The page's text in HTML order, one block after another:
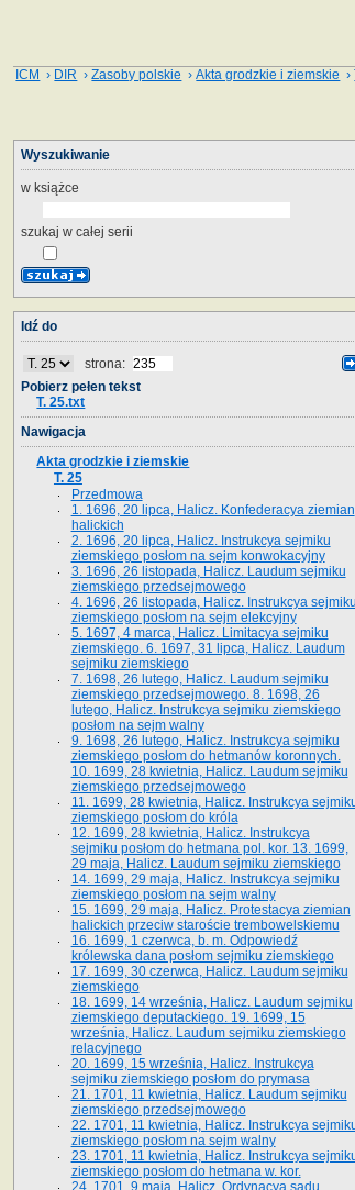
ICM › DIR ›Zasoby polskie ›Akta grodzkie i ziemskie ›
Wyszukiwanie
w książce
szukaj w całej serii
Idź do
strona:
Pobierz pełen tekst
T. 25.txt
Nawigacja
Akta grodzkie i ziemskie
T. 25
Przedmowa
1. 1696, 20 lipca, Halicz. Konfederacya ziemian
halickich
2. 1696, 20 lipca, Halicz. Instrukcya sejmiku
ziemskiego posłom na sejm konwokacyjny
3. 1696, 26 listopada, Halicz. Laudum sejmiku
ziemskiego przedsejmowego
4. 1696, 26 listopada, Halicz. Instrukcya sejmiku
ziemskiego posłom na sejm elekcyjny
5. 1697, 4 marca, Halicz. Limitacya sejmiku
ziemskiego. 6. 1697, 31 lipca, Halicz. Laudum
sejmiku ziemskiego
7. 1698, 26 lutego, Halicz. Laudum sejmiku
ziemskiego przedsejmowego. 8. 1698, 26
lutego, Halicz. Instrukcya sejmiku ziemskiego
posłom na sejm walny
9. 1698, 26 lutego, Halicz. Instrukcya sejmiku
ziemskiego posłom do hetmanów koronnych.
10. 1699, 28 kwietnia, Halicz. Laudum sejmiku
ziemskiego przedsejmowego
11. 1699, 28 kwietnia, Halicz. Instrukcya
ziemskiego posłom do króla
12. 1699, 28 kwietnia, Halicz. Instrukcya
sejmiku posłom do hetmana pol. kor. 13. 1699,
29 maja, Halicz. Laudum sejmiku ziemskiego
14. 1699, 29 maja, Halicz. Instrukcya sejmiku
ziemskiego posłom na sejm walny
15. 1699, 29 maja, Halicz. Protestacya ziemian
halickich przeciw staroście trembowelskiemu
16. 1699, 1 czerwca, b. m. Odpowiedź
królewska dana posłom sejmiku ziemskiego
17. 1699, 30 czerwca, Halicz. Laudum sejmiku
ziemskiego
18. 1699, 14 września, Halicz. Laudum sejmiku
ziemskiego deputackiego. 19. 1699, 15
września, Halicz. Laudum sejmiku ziemskiego
relacyjnego
20. 1699, 15 września, Halicz. Instrukcya
sejmiku ziemskiego posłom do prymasa
21. 1701, 11 kwietnia, Halicz. Laudum sejmiku
ziemskiego przedsejmowego
22. 1701, 11 kwietnia, Halicz. Instrukcya
ziemskiego posłom na sejm walny
23. 1701, 11 kwietnia, Halicz. Instrukcya
ziemskiego posłom do hetmana w. kor.
24. 1701, 9 maja, Halicz. Ordynacya sądu